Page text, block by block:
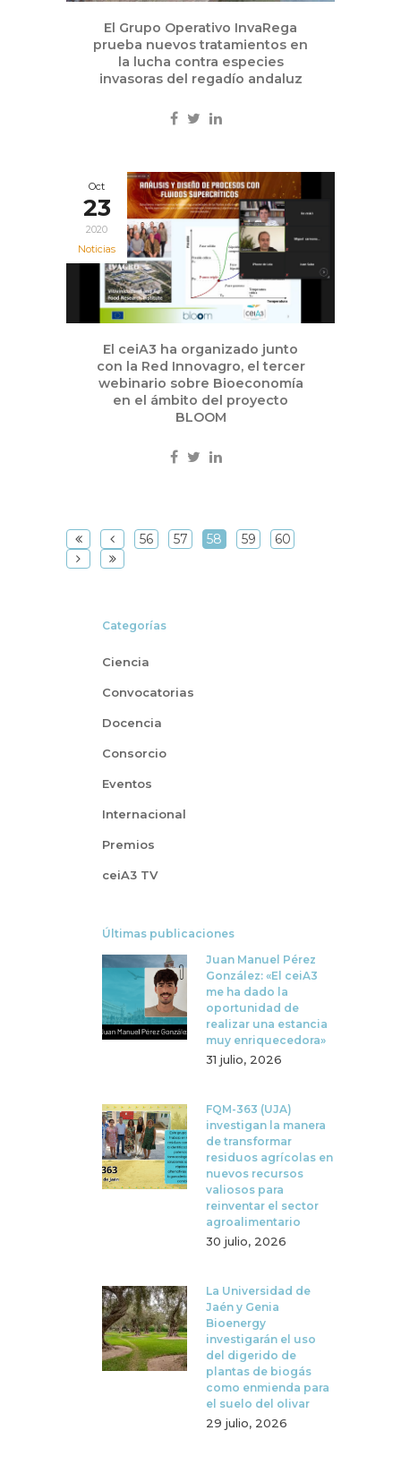
El Grupo Operativo InvaRega
prueba nuevos tratamientos en
la lucha contra especies
invasoras del regadío andaluz
Oct
23
2020
Noticias
El ceiA3 ha organizado junto
con la Red Innovagro, el tercer
webinario sobre Bioeconomía
en el ámbito del proyecto
BLOOM
56 57 58 59 60
Categorías
Ciencia
Convocatorias
Docencia
Consorcio
Eventos
Internacional
Premios
ceiA3 TV
Últimas publicaciones
Juan Manuel Pérez
González: «El ceiA3
me ha dado la
oportunidad de
realizar una estancia
muy enriquecedora»
31 julio, 2026
FQM-363 (UJA)
investigan la manera
de transformar
residuos agrícolas en
nuevos recursos
valiosos para
reinventar el sector
agroalimentario
30 julio, 2026
La Universidad de
Jaén y Genia
Bioenergy
investigarán el uso
del digerido de
plantas de biogás
como enmienda para
el suelo del olivar
29 julio, 2026